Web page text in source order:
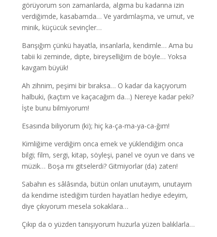
görüyorum son zamanlarda, algıma bu kadarına izin
verdiğimde, kasabamda… Ve yardımlaşma, ve umut, ve
minik, küçücük sevinçler…
Barışığım çünkü hayatla, insanlarla, kendimle… Ama bu
tabii ki zeminde, dipte, bireyselliğim de böyle… Yoksa
kavgam büyük!
Ah zihnim, peşimi bir bıraksa… O kadar da kaçıyorum
halbuki, (kaçtım ve kaçacağım da…) Nereye kadar peki?
İşte bunu bilmiyorum!
Esasında biliyorum (ki); hiç ka-ça-ma-ya-ca-ğım!
Kimliğime verdiğim onca emek ve yüklendiğim onca
bilgi; film, sergi, kitap, söyleşi, panel ve oyun ve dans ve
müzik… Boşa mı gitselerdi? Gitmiyorlar (da) zaten!
Sabahın es sâlâsında, bütün onları unutayım, unutayım
da kendime istediğim türden hayatları hediye edeyim,
diye çıkıyorum mesela sokaklara…
Çıkıp da o yüzden tanışıyorum huzurla yüzen balıklarla…